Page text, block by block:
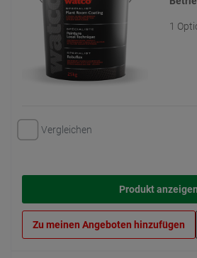
1
Vergleichen
Produkt anzeigen
Zu meinen Angeboten hinzufügen